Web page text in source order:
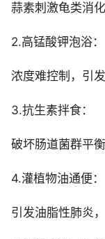
蒜素刺激龟类消
2.高锰酸钾泡浴：
浓度难控制，引
3.抗生素拌食：
破坏肠道菌群平
4.灌植物油通便：
引发油脂性肺炎